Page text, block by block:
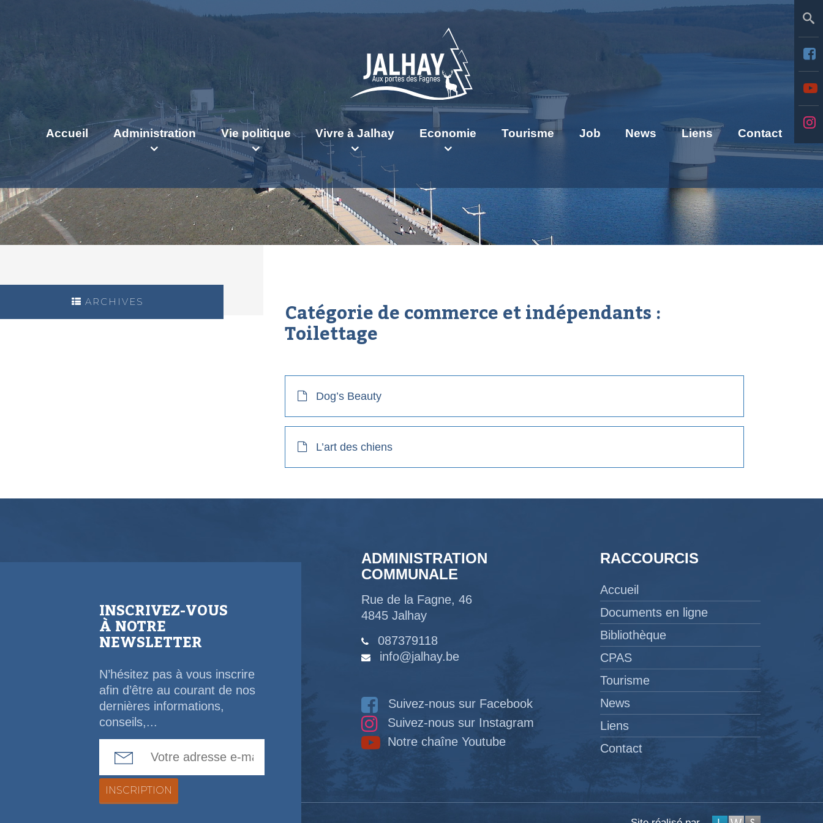
Accueil Administration Vie politique Vivre à Jalhay Economie Tourisme Job News Liens Contact
ARCHIVES Catégorie de commerce et indépendants :
Toilettage
Dog’s Beauty
L’art des chiens
INSCRIVEZ-VOUS
À NOTRE
NEWSLETTER
N’hésitez pas à vous inscrire
afin d’être au courant de nos
dernières informations,
conseils,...
ADMINISTRATION
COMMUNALE
Rue de la Fagne, 46
4845 Jalhay
087379118
info@jalhay.be
Suivez-nous sur Facebook
Suivez-nous sur Instagram
Notre chaîne Youtube
RACCOURCIS
Accueil
Documents en ligne
Bibliothèque
CPAS
Tourisme
News
Liens
Contact